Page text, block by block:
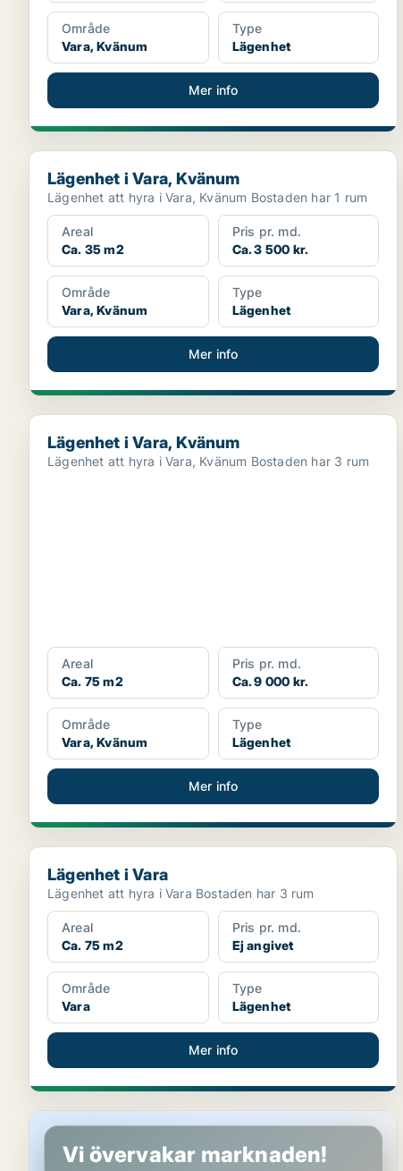
Område
Vara, Kvänum
Type
Lägenhet
Mer info
Lägenhet i Vara, Kvänum
Lägenhet i Vara, Kvänum
Lägenhet att hyra i Vara, Kvänum Bostaden har 1 rum
Areal
Ca. 35 m2
Pris pr. md.
Ca. 3 500 kr.
Område
Vara, Kvänum
Type
Lägenhet
Mer info
Lägenhet i Vara, Kvänum
Lägenhet i Vara, Kvänum
Lägenhet att hyra i Vara, Kvänum Bostaden har 3 rum
Areal
Ca. 75 m2
Pris pr. md.
Ca. 9 000 kr.
Område
Vara, Kvänum
Type
Lägenhet
Mer info
Lägenhet i Vara
Lägenhet i Vara
Lägenhet att hyra i Vara Bostaden har 3 rum
Areal
Ca. 75 m2
Pris pr. md.
Ej angivet
Område
Vara
Type
Lägenhet
Mer info
Lägenhet i Vara, Vedum
Vi övervakar marknaden!